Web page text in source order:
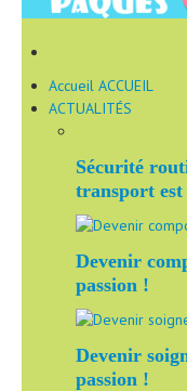
Accueil ACCUEIL
ACTUALITÉS
Sécurité
transport est
Devenir
passion !
Devenir
passion !